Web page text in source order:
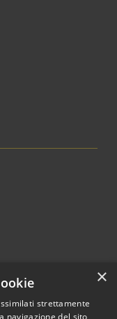
×
strettamente
navigazione del sito,